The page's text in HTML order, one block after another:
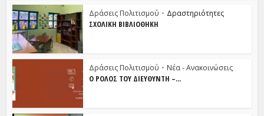
Δράσεις Πολιτισμού • Δραστηριότητες
ΣΧΟΛΙΚΉ ΒΙΒΛΙΟΘΉΚΗ
Δράσεις Πολιτισμού • Νέα - Ανακοινώσεις
Ο ΡΌΛΟΣ ΤΟΥ ΔΙΕΥΘΥΝΤΉ –...